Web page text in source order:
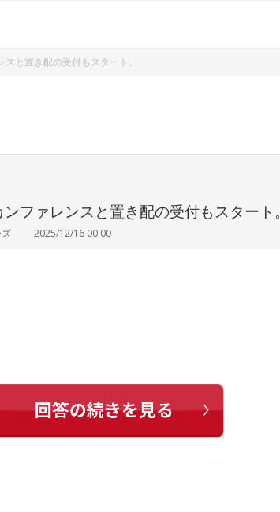
と置き配の受付もスタート。
ファレンスと置き配の受付もスタート。
2025/12/16 00:00